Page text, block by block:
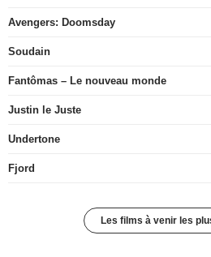
Avengers: Doomsday
Soudain
Fantômas – Le nouveau monde
Justin le Juste
Undertone
Fjord
Les films à venir les